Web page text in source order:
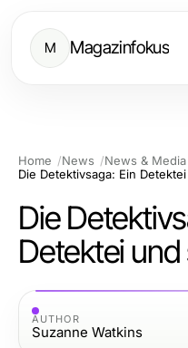
M Magazinfokus
Home News
News &
Die
Detektei und
AUTHOR
Suzanne Watkins